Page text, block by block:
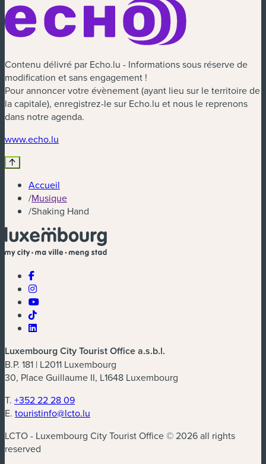
Contenu délivré par Echo.lu - Informations sous réserve de
modification et sans engagement !
Pour annoncer votre évènement (ayant lieu sur le territoire de
la capitale), enregistrez-le sur Echo.lu et nous le reprenons
dans notre agenda.
www.echo.lu
Accueil
/Musique
/Shaking Hand
Luxembourg City Tourist Office a.s.b.l.
B.P. 181 | L2011 Luxembourg
30, Place Guillaume II, L1648 Luxembourg
T. +352 22 28 09
E. touristinfo@lcto.lu
LCTO - Luxembourg City Tourist Office © 2026 all rights
reserved